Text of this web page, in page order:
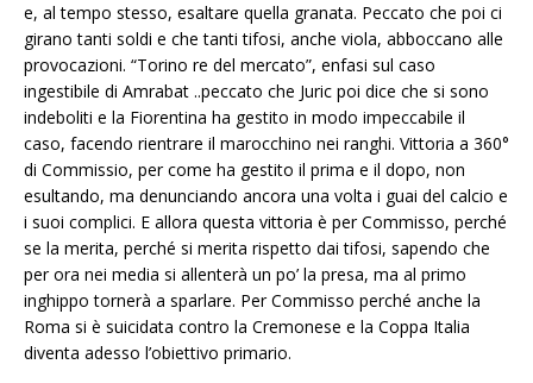
e, al tempo stesso, esaltare quella granata. Peccato che poi ci
girano tanti soldi e che tanti tifosi, anche viola, abboccano alle
provocazioni. “Torino re del mercato”, enfasi sul caso
ingestibile di Amrabat ..peccato che Juric poi dice che si sono
indeboliti e la Fiorentina ha gestito in modo impeccabile il
caso, facendo rientrare il marocchino nei ranghi. Vittoria a 360°
di Commissio, per come ha gestito il prima e il dopo, non
esultando, ma denunciando ancora una volta i guai del calcio e
i suoi complici. E allora questa vittoria è per Commisso, perché
se la merita, perché si merita rispetto dai tifosi, sapendo che
per ora nei media si allenterà un po’ la presa, ma al primo
inghippo tornerà a sparlare. Per Commisso perché anche la
Roma si è suicidata contro la Cremonese e la Coppa Italia
diventa adesso l’obiettivo primario.